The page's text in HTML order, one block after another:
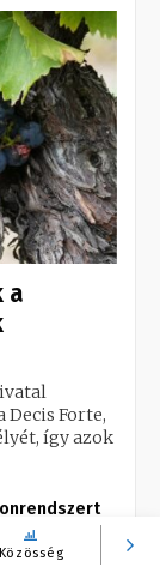
Közösség
a
Forte,
így azok